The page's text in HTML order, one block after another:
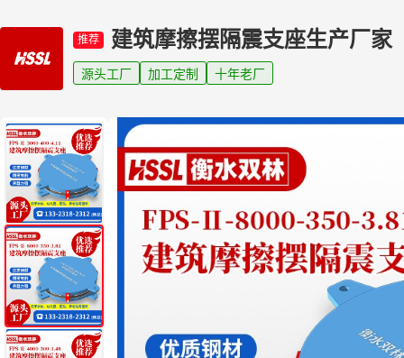
推荐 建筑摩擦摆隔震支座生产厂家
源头工厂 加工定制 十年老厂